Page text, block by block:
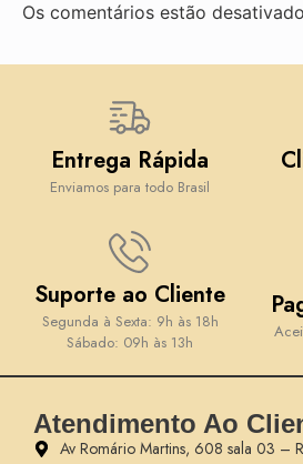
Os comentários estão
Entrega Rápida
Enviamos para todo Brasil
Suporte ao Cliente
Segunda à Sexta: 9h às 18h
Sábado: 09h às 13h
Atendimento Ao
Av Romário Martins, 608 sala 03 –